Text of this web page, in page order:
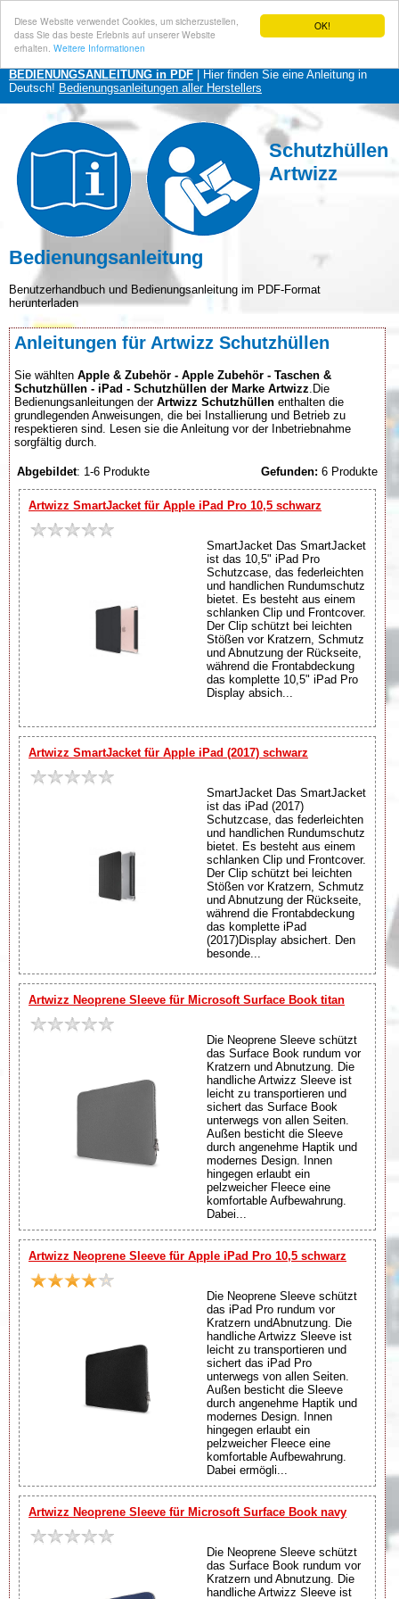
OK!
Diese Website verwendet Cookies, um sicherzustellen,
dass Sie das beste Erlebnis auf unserer Website
erhalten. Weitere Informationen
BEDIENUNGSANLEITUNG in PDF | Hier finden Sie eine Anleitung in
Deutsch! Bedienungsanleitungen aller Herstellers
Schutzhüllen
Artwizz
Bedienungsanleitung
Benutzerhandbuch und Bedienungsanleitung im PDF-Format
herunterladen
Anleitungen für Artwizz Schutzhüllen
Sie wählten Apple & Zubehör - Apple Zubehör - Taschen &
Schutzhüllen - iPad - Schutzhüllen der Marke Artwizz .Die
Bedienungsanleitungen der Artwizz Schutzhüllen enthalten die
grundlegenden Anweisungen, die bei Installierung und Betrieb zu
respektieren sind. Lesen sie die Anleitung vor der Inbetriebnahme
sorgfältig durch.
Abgebildet: 1-6 Produkte Gefunden: 6 Produkte
Artwizz SmartJacket für Apple iPad Pro 10,5 schwarz
SmartJacket Das SmartJacket
ist das 10,5" iPad Pro
Schutzcase, das federleichten
und handlichen Rundumschutz
bietet. Es besteht aus einem
schlanken Clip und Frontcover.
Der Clip schützt bei leichten
Stößen vor Kratzern, Schmutz
und Abnutzung der Rückseite,
während die Frontabdeckung
das komplette 10,5" iPad Pro
Display absich...
Artwizz SmartJacket für Apple iPad (2017) schwarz
SmartJacket Das SmartJacket
ist das iPad (2017)
Schutzcase, das federleichten
und handlichen Rundumschutz
bietet. Es besteht aus einem
schlanken Clip und Frontcover.
Der Clip schützt bei leichten
Stößen vor Kratzern, Schmutz
und Abnutzung der Rückseite,
während die Frontabdeckung
das komplette iPad
(2017)Display absichert. Den
besonde...
Artwizz Neoprene Sleeve für Microsoft Surface Book titan
Die Neoprene Sleeve schützt
das Surface Book rundum vor
Kratzern und Abnutzung. Die
handliche Artwizz Sleeve ist
leicht zu transportieren und
sichert das Surface Book
unterwegs von allen Seiten.
Außen besticht die Sleeve
durch angenehme Haptik und
modernes Design. Innen
hingegen erlaubt ein
pelzweicher Fleece eine
komfortable Aufbewahrung.
Dabei...
Artwizz Neoprene Sleeve für Apple iPad Pro 10,5 schwarz
Die Neoprene Sleeve schützt
das iPad Pro rundum vor
Kratzern undAbnutzung. Die
handliche Artwizz Sleeve ist
leicht zu transportieren und
sichert das iPad Pro
unterwegs von allen Seiten.
Außen besticht die Sleeve
durch angenehme Haptik und
modernes Design. Innen
hingegen erlaubt ein
pelzweicher Fleece eine
komfortable Aufbewahrung.
Dabei ermögli...
Artwizz Neoprene Sleeve für Microsoft Surface Book navy
Die Neoprene Sleeve schützt
das Surface Book rundum vor
Kratzern und Abnutzung. Die
handliche Artwizz Sleeve ist